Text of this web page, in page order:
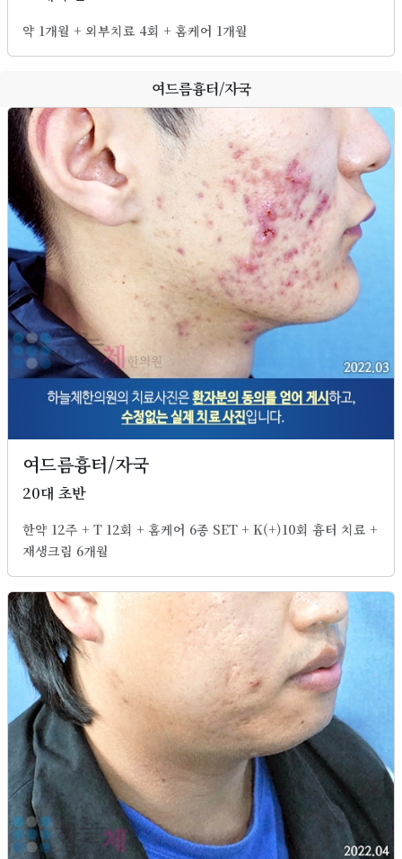
약 1개월 + 외부치료 4회 + 홈케어 1개월
여드름흉터/자국
여드름흉터/자국
20대 초반
한약 12주 + T 12회 + 홈케어 6종 SET + K(+)10회 흉터 치료 +
재생크림 6개월